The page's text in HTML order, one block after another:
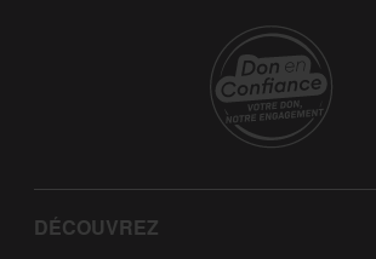
DÉCOUVREZ